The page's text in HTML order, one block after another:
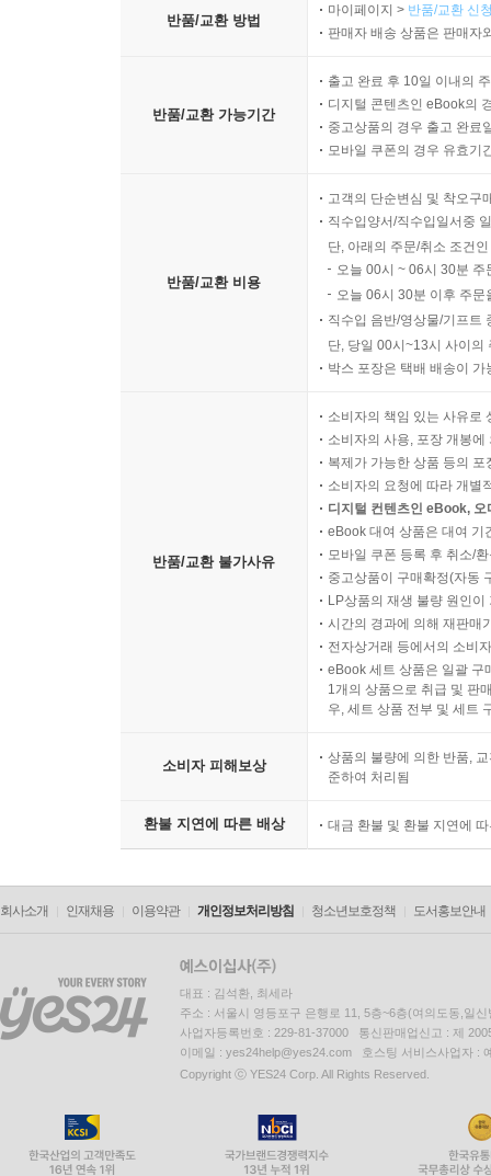
반품/교환 방법
마이페이지 > 반품/교환 신
판매자 배송 상품은 판매자
반품/교환 가능기간
출고 완료 후 10일 이내의
디지털 콘텐츠인 eBook의
중고상품의 경우 출고 완료
모바일 쿠폰의 경우 유효기
반품/교환 비용
고객의 단순변심 및 착오구
직수입양서/직수입일서중
단, 아래의 주문/취소 조건
오늘 00시 ~ 06시 30분
오늘 06시 30분 이후 주
직수입 음반/영상물/기프트
단, 당일 00시~13시 사이의
박스 포장은 택배 배송이
반품/교환 불가사유
소비자의 책임 있는 사유로
소비자의 사용, 포장 개봉
복제가 가능한 상품 등의
소비자의 요청에 따라 개별
디지털 컨텐츠인 eBook,
eBook 대여 상품은 대여 기
모바일 쿠폰 등록 후 취소/
중고상품이 구매확정(자동
LP상품의 재생 불량 원인
시간의 경과에 의해 재판매
전자상거래 등에서의 소비
eBook 세트 상품은 일괄 구
1개의 상품으로 취급 및 판
우, 세트 상품 전부 및 세트
소비자 피해보상
상품의 불량에 의한 반품,
준하여 처리됨
환불 지연에 따른 배상 대금 환불 및 환불 지연에
회사소개 인재채용 이용약관 개인정보처리방침 청소년보호정책 도서홍보안내
대표 : 김석환, 최세라
주소 : 서울시 영등포구 은행로 11, 5층~6층(여의도동,일신
사업자등록번호 : 229-81-37000 통신판매업신고 : 제
이메일 : yes24help@yes24.com 호스팅 서비스사업자 :
Copyright ⓒ YES24 Corp. All Rights Reserved.